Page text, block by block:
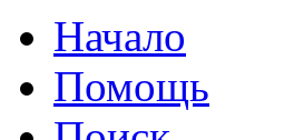
Начало
Помощь